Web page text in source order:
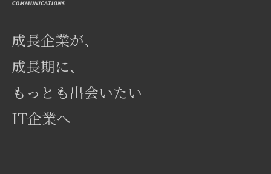
成長企業が、
成長期に、
もっとも出会いたい
IT企業へ